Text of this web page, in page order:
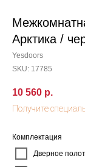
Арктика /
Yesdoors
SKU: 17785
10 560 р.
Комплектация
Дверное